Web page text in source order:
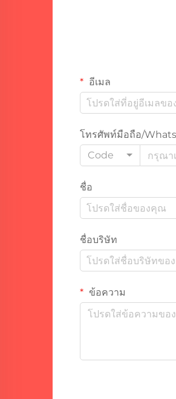
อีเมล
โทรศัพท์มือถือ/
Code
ชื่อ
ชื่อบริษัท
ข้อความ